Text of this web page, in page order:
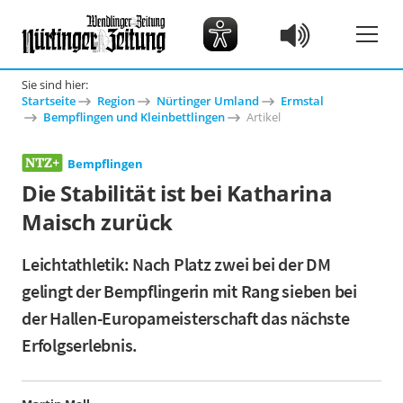
Sie sind hier:
Startseite
Region Nürtinger Umland
Ermstal
Bempflingen und Kleinbettlingen
Artikel
Bempflingen
Die Stabilität ist bei Katharina
Maisch zurück
Leichtathletik: Nach Platz zwei bei der DM
gelingt der Bempflingerin mit Rang sieben bei
der Hallen-Europameisterschaft das nächste
Erfolgserlebnis.